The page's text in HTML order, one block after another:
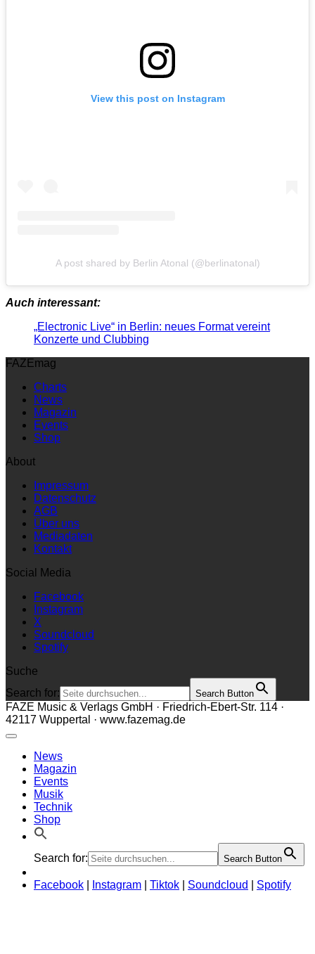
View this post on Instagram
A post shared by Berlin Atonal (@berlinatonal)
Auch interessant:
„Electronic Live“ in Berlin: neues Format vereint
Konzerte und Clubbing
FAZEmag
Charts
News
Magazin
Events
Shop
About
Impressum
Datenschutz
AGB
Über uns
Mediadaten
Kontakt
Social Media
Facebook
Instagram
X
Soundcloud
Spotify
Suche
Search for:
Search Button
FAZE Music & Verlags GmbH · Friedrich-Ebert-Str. 114 ·
42117 Wuppertal · www.fazemag.de
News
Magazin
Events
Musik
Technik
Shop
Search for: Search Button
Facebook Instagram Tiktok Soundcloud Spotify